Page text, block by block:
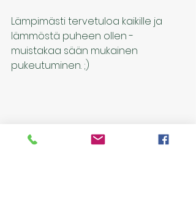
Lämpimästi tervetuloa kaikille ja
lämmöstä puheen ollen -
muistakaa sään mukainen
pukeutuminen. ;)